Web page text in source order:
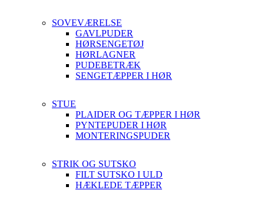
SOVEVÆRELSE
GAVLPUDER
HØRSENGETØJ
HØRLAGNER
PUDEBETRÆK
SENGETÆPPER I HØR
STUE
PLAIDER OG TÆPPER I HØR
PYNTEPUDER I HØR
MONTERINGSPUDER
STRIK OG SUTSKO
FILT SUTSKO I ULD
HÆKLEDE TÆPPER